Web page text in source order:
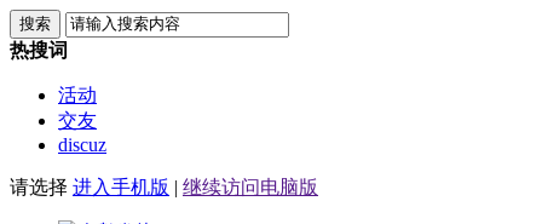
搜索
热搜词
活动
交友
discuz
请选择 进入手机版 | 继续访问电脑版